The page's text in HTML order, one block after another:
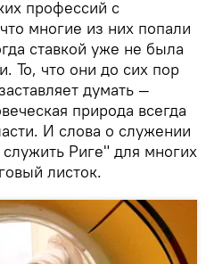
профессий с
многие из них попали
ставкой уже не была
То, что они до сих пор
думать —
природа всегда
И слова о служении
Риге" для многих
листок.